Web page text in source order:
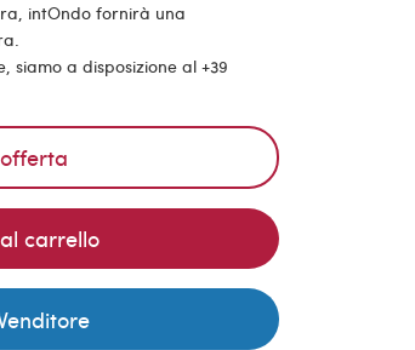
intOndo fornirà una
siamo a disposizione al +39
carrello